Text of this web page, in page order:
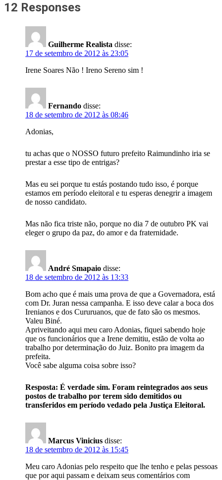
12 Responses
Guilherme Realista disse:
17 de setembro de 2012 às 23:05
Irene Soares Não ! Ireno Sereno sim !
Fernando disse:
18 de setembro de 2012 às 08:46
Adonias,
tu achas que o NOSSO futuro prefeito Raimundinho iria se
prestar a esse tipo de entrigas?
Mas eu sei porque tu estás postando tudo isso, é porque
estamos em período eleitoral e tu esperas denegrir a imagem
de nosso candidato.
Mas não fica triste não, porque no dia 7 de outubro PK vai
eleger o grupo da paz, do amor e da fraternidade.
André Smapaio disse:
18 de setembro de 2012 às 13:33
Bom acho que é mais uma prova de que a Governadora, está
com Dr. Juran nessa campanha. E isso deve calar a boca dos
Irenianos e dos Cururuanos, que de fato são os mesmos.
Valeu Biné.
Apriveitando aqui meu caro Adonias, fiquei sabendo hoje
que os funcionários que a Irene demitiu, estão de volta ao
trabalho por determinação do Juiz. Bonito pra imagem da
prefeita.
Você sabe alguma coisa sobre isso?
Resposta: É verdade sim. Foram reintegrados aos seus
postos de trabalho por terem sido demitidos ou
transferidos em período vedado pela Justiça Eleitoral.
Marcus Vinicius disse:
18 de setembro de 2012 às 15:45
Meu caro Adonias pelo respeito que lhe tenho e pelas pessoas
que por aqui passam e deixam seus comentários com